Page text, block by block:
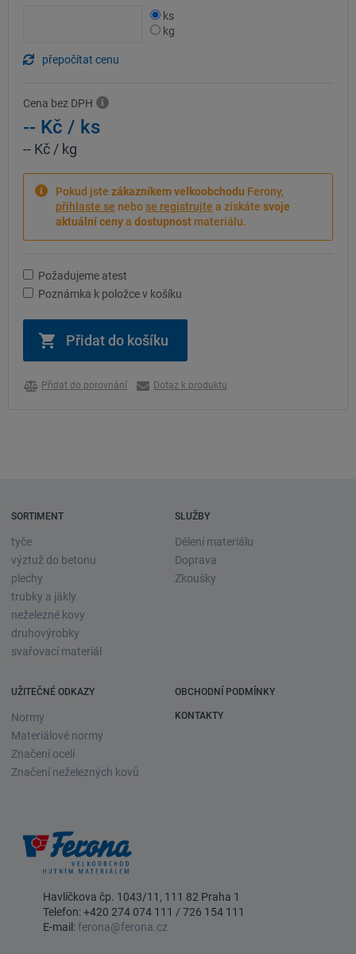
ks
kg
přepočítat cenu
Cena bez DPH
-- Kč / ks
-- Kč/ kg
Pokud jste zákazníkem velkoobchodu Ferony,
přihlaste se nebose registrujte a získáte svoje
aktuální cenya dostupnost materiálu.
Požadujeme atest
Poznámka k položce v košíku
Přidat do porovnání Dotaz k produktu
SORTIMENT
tyče
výztuž do betonu
plechy
trubky a jäkly
neželezné kovy
druhovýrobky
svařovací materiál
SLUŽBY
Dělení materiálu
Doprava
Zkoušky
UŽITEČNÉ ODKAZY
Normy
Materiálové normy
Značení ocelí
Značení neželezných kovů
OBCHODNÍ PODMÍNKY
KONTAKTY
Havlíčkova čp. 1043/11, 111 82 Praha 1
Telefon:+420 274 074 111 / 726 154 111
E-mail:ferona@ferona.cz